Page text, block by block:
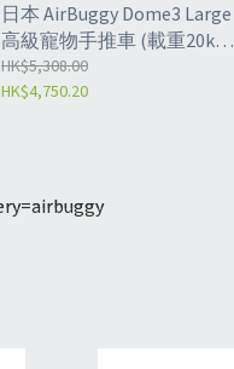
日本 AirBuggy Dome3 Large
高級寵物手推車 (載重20kg)
- 黃色
HK$5,308.00
HK$4,750.20